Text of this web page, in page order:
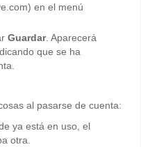
en el menú
Guardar. Aparecerá
que se ha
al pasarse de cuenta:
ya está en uso, el
otra.